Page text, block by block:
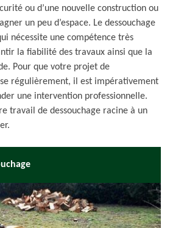
ou d’une nouvelle construction ou
un peu d’espace. Le dessouchage
nécessite une compétence très
la fiabilité des travaux ainsi que la
Pour que votre projet de
régulièrement, il est impérativement
une intervention professionnelle.
travail de dessouchage racine à un